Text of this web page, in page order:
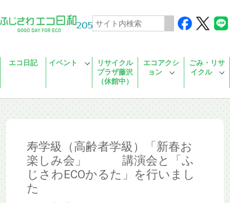
エコ日記 イベント
リサイクル
プラザ藤沢
（休館中）
エコアクシ
ョン
ごみ・リサ
イクル
寿学級（高齢者学級）「新春お
楽しみ会」 講演会と「ふ
じさわECOかるた」を行いまし
た